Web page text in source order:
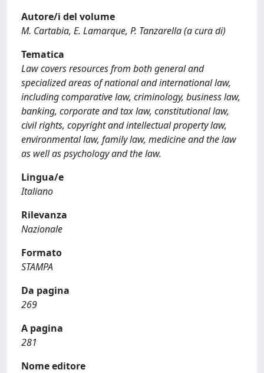
Autore/i del volume
M. Cartabia, E. Lamarque, P. Tanzarella (a cura di)
Tematica
Law covers resources from both general and
specialized areas of national and international law,
including comparative law, criminology, business law,
banking, corporate and tax law, constitutional law,
civil rights, copyright and intellectual property law,
environmental law, family law, medicine and the law
as well as psychology and the law.
Lingua/e
Italiano
Rilevanza
Nazionale
Formato
STAMPA
Da pagina
269
A pagina
281
Nome editore